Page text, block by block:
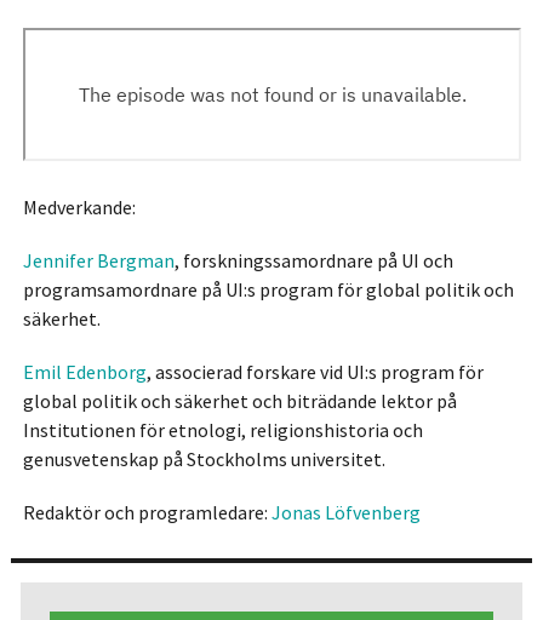
Medverkande:
Jennifer Bergman, forskningssamordnare på UI och
programsamordnare på UI:s program för global politik och
säkerhet.
Emil Edenborg, associerad forskare vid UI:s program för
global politik och säkerhet och biträdande lektor på
Institutionen för etnologi, religionshistoria och
genusvetenskap på Stockholms universitet.
Redaktör och programledare: Jonas Löfvenberg